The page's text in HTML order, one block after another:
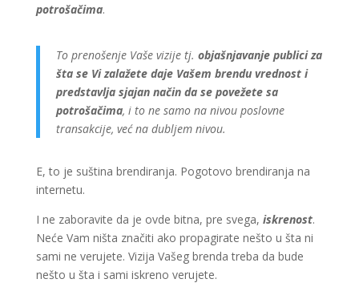
potrošačima.
To prenošenje Vaše vizije tj. objašnjavanje publici za
šta se Vi zalažete daje Vašem brendu vrednost i
predstavlja sjajan način da se povežete sa
potrošačima, i to ne samo na nivou poslovne
transakcije, već na dubljem nivou.
E, to je suština brendiranja. Pogotovo brendiranja na
internetu.
I ne zaboravite da je ovde bitna, pre svega, iskrenost.
Neće Vam ništa značiti ako propagirate nešto u šta ni
sami ne verujete. Vizija Vašeg brenda treba da bude
nešto u šta i sami iskreno verujete.